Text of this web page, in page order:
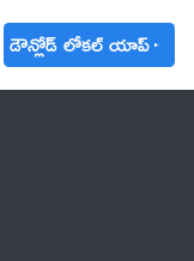
డౌన్లోడ్ లోకల్ యాప్